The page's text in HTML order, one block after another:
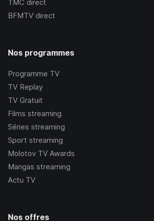
TMC direct
BFMTV direct
Nos programmes
Programme TV
TV Replay
TV Gratuit
Films streaming
Séries streaming
Sport streaming
Molotov TV Awards
Mangas streaming
Actu TV
Nos offres